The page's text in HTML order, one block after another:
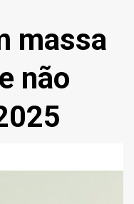
massa
não